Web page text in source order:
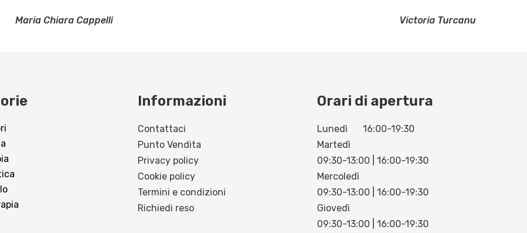
Maria Chiara Cappelli Victoria Turcanu
Informazioni
Contattaci
Punto Vendita
Privacy policy
Cookie policy
Termini e condizioni
Richiedi reso
Orari di apertura
Lunedì
16:00-19:30
Martedì
09:30-13:00 | 16:00-19:30
Mercoledì
09:30-13:00 | 16:00-19:30
Giovedì
09:30-13:00 | 16:00-19:30